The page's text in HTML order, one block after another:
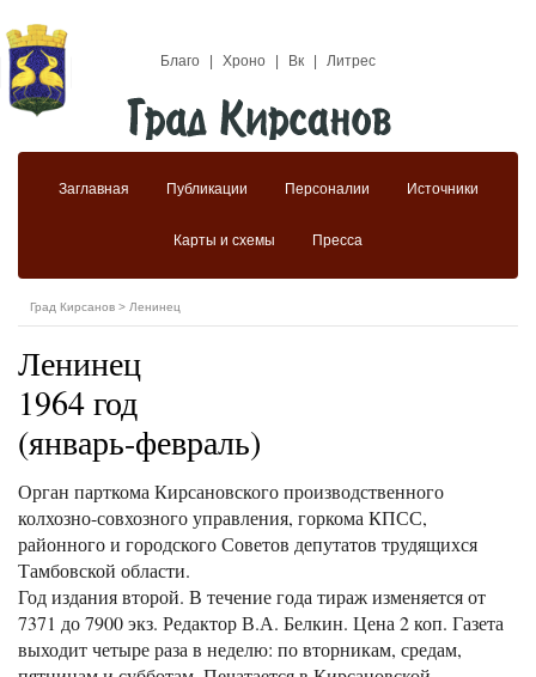
Благо Хроно Вк Литрес
Заглавная Публикации Персоналии Источники
Карты и схемы Пресса
Град Кирсанов > Ленинец
Ленинец
1964 год
(январь-февраль)
Орган парткома Кирсановского производственного
колхозно-совхозного управления, горкома КПСС,
районного и городского Советов депутатов трудящихся
Тамбовской области.
Год издания второй. В течение года тираж изменяется от
7371 до 7900 экз. Редактор В.А. Белкин. Цена 2 коп. Газета
выходит четыре раза в неделю: по вторникам, средам,